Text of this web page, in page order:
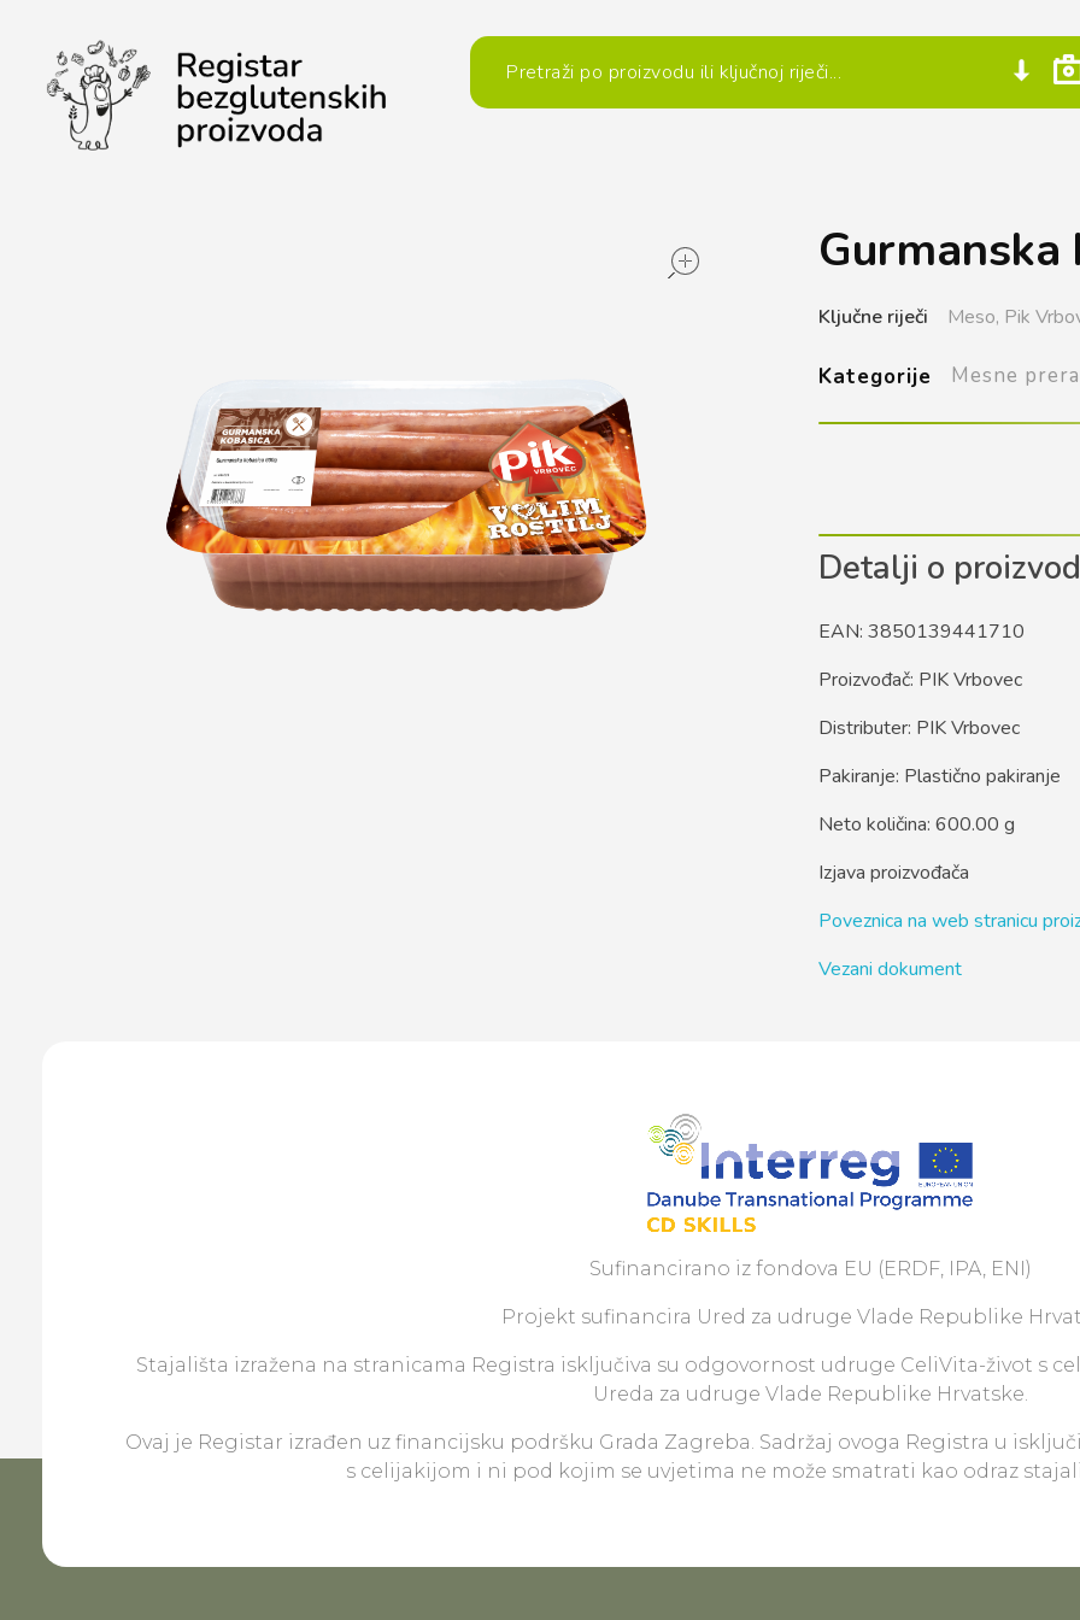
Gurmanska
Ključne riječi Meso, Pik
Kategorije Mesne
Detalji o
EAN: 3850139441710
Proizvođač: PIK Vrbovec
Distributer: PIK Vrbovec
Pakiranje: Plastično pakiranje
Neto količina: 600.00 g
Izjava proizvođača
Poveznica na web stranicu
Vezani dokument
Sufinancirano iz fondova EU (ERDF, IPA, ENI)
Projekt sufinancira Ured za udruge Vlade Republike
Stajališta izražena na stranicama Registra isključiva su odgovornost udruge CeliVita-život s
Ureda za udruge Vlade Republike Hrvatske.
Ovaj je Registar izrađen uz financijsku podršku Grada Zagreba. Sadržaj ovoga Registra u
s celijakijom i ni pod kojim se uvjetima ne može smatrati kao odraz